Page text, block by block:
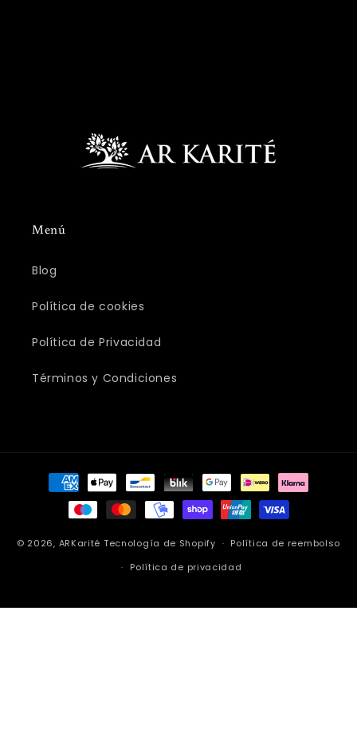
Menú
Blog
Política de cookies
Política de Privacidad
Términos y Condiciones
Formas
© 2026, ARKarité Tecnología de Shopify
Política de reembolso
Política de privacidad